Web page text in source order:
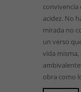
convivencia
acidez. No
mirada no
un verso
vida misma,
obra como